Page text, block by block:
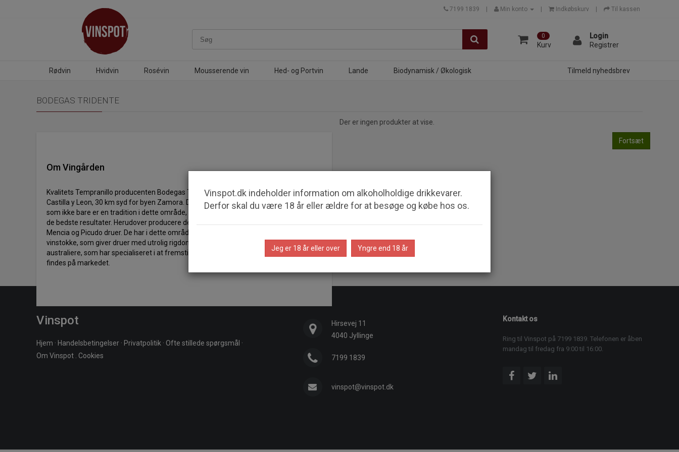
7199 1839 Min konto Indkøbskurv Til kassen
Kurv
0
Login
Registrer
Rødvin Hvidvin Rosévin Mousserende vin Hed- og Portvin Lande Biodynamisk / Økologisk Tilmeld nyhedsbrev
BODEGAS TRIDENTE
Om Vingården
Kvalitets Tempranillo producenten Bodegas Tridente er en mindre vingård som ligger i
Castilla y Leon, 30 km syd for byen Zamora. De producere primært Tempranillo vine,
som ikke bare er en tradition i dette område, men det er også her den produceres med
de bedste resultater. Herudover producere de også mindre mængder af vine på
Mencia og Picudo druer. De har i dette område en del vinmarker med yderst gamle
vinstokke, som giver druer med utrolig rigdom. Chefvinmager er Frank Gonzalez - en
australiere, som har specialiseret i at fremstille nogle af de mest voldsome vine der
findes på markedet.
Der er ingen produkter at vise.
Fortsæt
Vinspot
Hjem · Handelsbetingelser · Privatpolitik · Ofte stillede spørgsmål ·
Om Vinspot
Cookies
Hirsevej 11
4040 Jyllinge
7199 1839
vinspot@vinspot.dk
Kontakt os
Ring til Vinspot på 7199 1839. Telefonen er åben
mandag til fredag fra 9:00 til 16:00.
Vinspot.dk indeholder information om alkoholholdige drikkevarer.
Derfor skal du være 18 år eller ældre for at besøge og købe hos os.
Jeg er 18 år eller over Yngre end 18 år